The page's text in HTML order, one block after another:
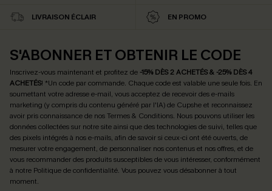
LIVRAISON ÉCLAIR EN PROMO
S'ABONNER ET OBTENIR LE CODE
Inscrivez-vous maintenant et profitez de -15% DÈS 2 ACHETÉS & -25% DÈS 4
ACHETÉS! *Un code par commande. Chaque code est valable une seule fois. En
soumettant votre adresse e-mail, vous acceptez de recevoir des e-mails
marketing (y compris du contenu généré par l'IA) de Cupshe et reconnaissez
avoir pris connaissance de nosTermes & Conditions. Nous pouvons utiliser les
données collectées sur notre site ainsi que des technologies de suivi, telles que
des pixels intégrés à nos e-mails, afin de savoir si ceux-ci ont été ouverts, de
mesurer votre engagement, de personnaliser nos contenus et nos offres, et de
vous recommander des produits susceptibles de vous intéresser, conformément
à notre Politique de confidentialité. Vous pouvez vous désabonner à tout
moment.